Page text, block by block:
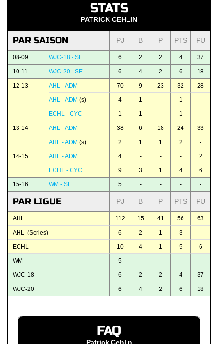
STATS
PATRICK CEHLIN
PAR SAISON PJ B P PTS PU
08-09 WJC-18 - SE 6 2 2 4 37
10-11 WJC-20 - SE 6 4 2 6 18
12-13 AHL - ADM 70 9 23 32 28
AHL - ADM (s) 4 1 - 1 -
ECHL - CYC 1 1 - 1 -
13-14 AHL - ADM 38 6 18 24 33
AHL - ADM (s) 2 1 1 2 -
14-15 AHL - ADM 4 - - - 2
ECHL - CYC 9 3 1 4 6
15-16 WM - SE 5 - - - -
PAR LIGUE PJ B P PTS PU
AHL 112 15 41 56 63
AHL (Series) 6 2 1 3 -
ECHL 10 4 1 5 6
WM 5 - - - -
WJC-18 6 2 2 4 37
WJC-20 6 4 2 6 18
FAQ
Patrick Cehlin